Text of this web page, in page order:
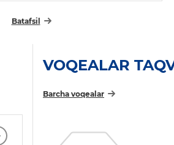
Batafsil
VOQEALAR
Barcha voqealar